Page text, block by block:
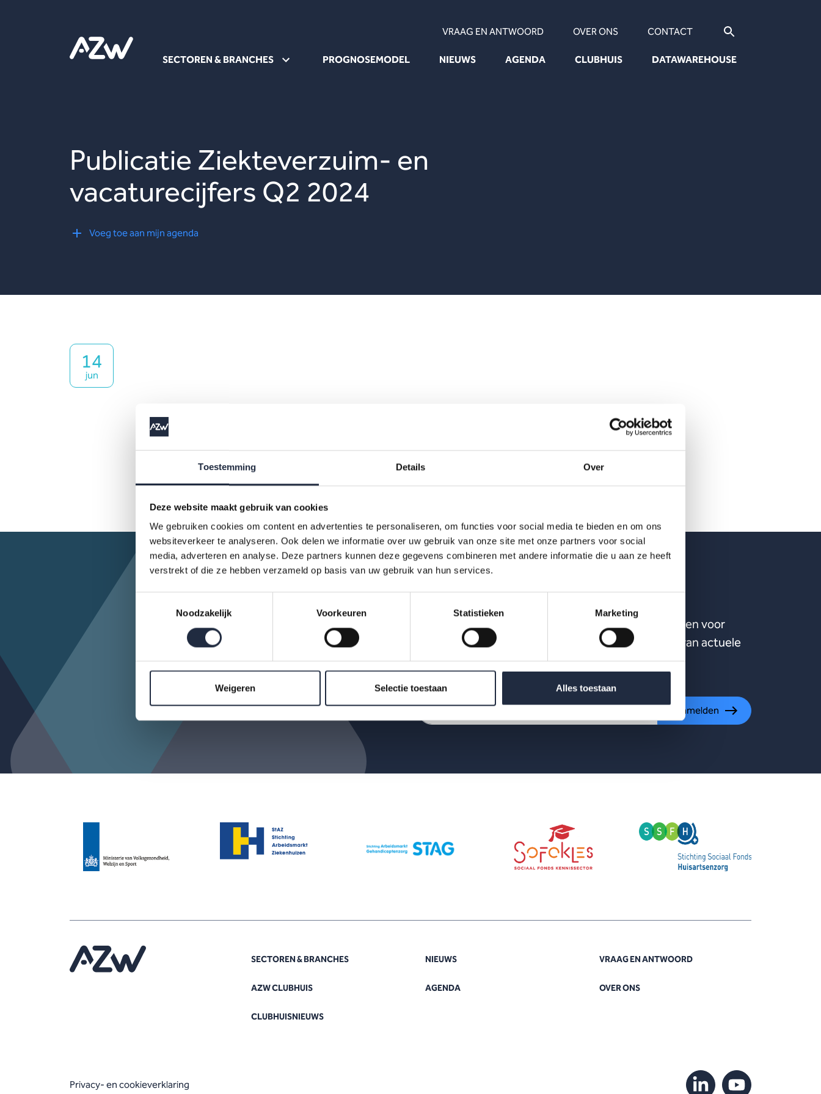
Toestemming Details Over
Deze website maakt gebruik van cookies
We gebruiken cookies om content en advertenties te personaliseren, om functies voor social media te bieden en om ons
websiteverkeer te analyseren. Ook delen we informatie over uw gebruik van onze site met onze partners voor social
media, adverteren en analyse. Deze partners kunnen deze gegevens combineren met andere informatie die u aan ze heeft
verstrekt of die ze hebben verzameld op basis van uw gebruik van hun services.
Noodzakelijk
Voorkeuren Statistieken Marketing
Weigeren Selectie toestaan Alles toestaan
SECTOREN & BRANCHES PROGNOSEMODEL NIEUWS AGENDA CLUBHUIS DATAWAREHOUSE
VRAAG EN ANTWOORD OVER ONS CONTACT
Publicatie Ziekteverzuim- en
vacaturecijfers Q2 2024
Voeg toe aan mijn agenda
14
jun
Op de hoogte blijven?
Krijg als eerste de nieuwste publicaties, uitnodigingen voor
AZW-Clubhuisbijeenkomsten en meer verdieping van actuele
data binnen zorg en welzijn.
Aanmelden
SECTOREN & BRANCHES
AZW CLUBHUIS
CLUBHUISNIEUWS
NIEUWS
AGENDA
VRAAG EN ANTWOORD
OVER ONS
Privacy- en cookieverklaring